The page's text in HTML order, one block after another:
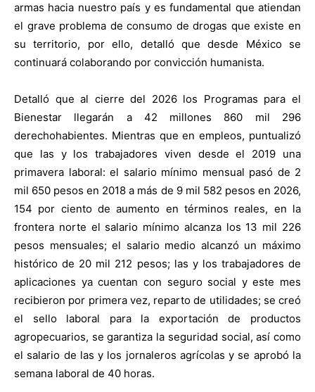
armas hacia nuestro país y es fundamental que atiendan
el grave problema de consumo de drogas que existe en
su territorio, por ello, detalló que desde México se
continuará colaborando por convicción humanista.
Detalló que al cierre del 2026 los Programas para el
Bienestar llegarán a 42 millones 860 mil 296
derechohabientes. Mientras que en empleos, puntualizó
que las y los trabajadores viven desde el 2019 una
primavera laboral: el salario mínimo mensual pasó de 2
mil 650 pesos en 2018 a más de 9 mil 582 pesos en 2026,
154 por ciento de aumento en términos reales, en la
frontera norte el salario mínimo alcanza los 13 mil 226
pesos mensuales; el salario medio alcanzó un máximo
histórico de 20 mil 212 pesos; las y los trabajadores de
aplicaciones ya cuentan con seguro social y este mes
recibieron por primera vez, reparto de utilidades; se creó
el sello laboral para la exportación de productos
agropecuarios, se garantiza la seguridad social, así como
el salario de las y los jornaleros agrícolas y se aprobó la
semana laboral de 40 horas.